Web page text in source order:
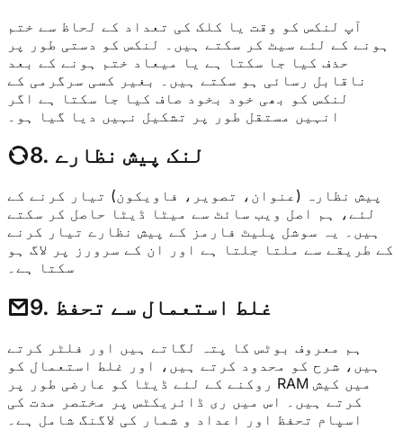
آپ لنکس کو وقت یا کلک کی تعداد کے لحاظ سے ختم
ہونے کے لئے سیٹ کر سکتے ہیں۔ لنکس کو دستی طور پر
حذف کیا جا سکتا ہے یا میعاد ختم ہونے کے بعد
ناقابل رسائی ہو سکتے ہیں۔ بغیر کسی سرگرمی کے
لنکس کو بھی خود بخود صاف کیا جا سکتا ہے اگر
انہیں مستقل طور پر تشکیل نہیں دیا گیا ہو۔
8. لنک پیش نظارے
پیش نظارہ (عنوان، تصویر، فاویکون) تیار کرنے کے
لئے، ہم اصل ویب سائٹ سے میٹا ڈیٹا حاصل کر سکتے
ہیں۔ یہ سوشل پلیٹ فارمز کے پیش نظارے تیار کرنے
کے طریقے سے ملتا جلتا ہے اور ان کے سرورز پر لاگ ہو
سکتا ہے۔
9. غلط استعمال سے تحفظ
ہم معروف بوٹس کا پتہ لگاتے ہیں اور فلٹر کرتے
ہیں، شرح کو محدود کرتے ہیں، اور غلط استعمال کو
روکنے کے لئے ڈیٹا کو عارضی طور پر RAM میں کیش
کرتے ہیں۔ اس میں ری ڈائریکٹس پر مختصر مدت کی
اسپام تحفظ اور اعداد و شمار کی لاگنگ شامل ہے۔